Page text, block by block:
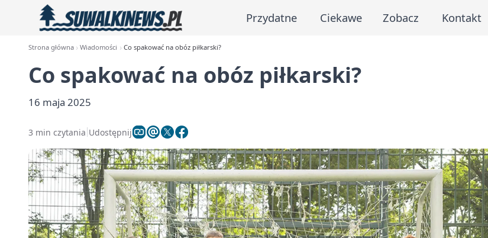
Przydatne Ciekawe Zobacz Kontakt
Strona główna Wiadomości Co spakować na obóz piłkarski?
Co spakować na obóz piłkarski?
16 maja 2025
3 min czytania Udostępnij